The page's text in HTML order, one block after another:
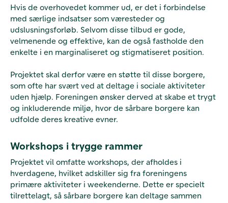
Hvis de overhovedet kommer ud, er det i forbindelse
med særlige indsatser som væresteder og
udslusningsforløb. Selvom disse tilbud er gode,
velmenende og effektive, kan de også fastholde den
enkelte i en marginaliseret og stigmatiseret position.
Projektet skal derfor være en støtte til disse borgere,
som ofte har svært ved at deltage i sociale aktiviteter
uden hjælp. Foreningen ønsker derved at skabe et trygt
og inkluderende miljø, hvor de sårbare borgere kan
udfolde deres kreative evner.
Workshops i trygge rammer
Projektet vil omfatte workshops, der afholdes i
hverdagene, hvilket adskiller sig fra foreningens
primære aktiviteter i weekenderne. Dette er specielt
tilrettelagt, så sårbare borgere kan deltage sammen